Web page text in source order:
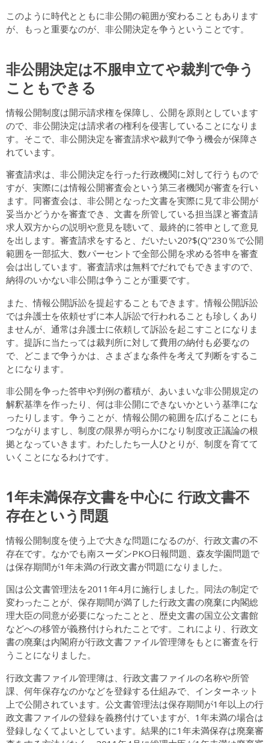
このように時代とともに非公開の範囲が変わることもあります
が、もっと重要なのが、非公開決定を争うということです。
非公開決定は不服申立てや裁判で争う
こともできる
情報公開制度は開示請求権を保障し、公開を原則としています
ので、非公開決定は請求者の権利を侵害していることになりま
す。そこで、非公開決定を審査請求や裁判で争う機会が保障さ
れています。
審査請求は、非公開決定を行った行政機関に対して行うもので
すが、実際には情報公開審査会という第三者機関が審査を行い
ます。同審査会は、非公開となった文書を実際に見て非公開が
妥当かどうかを審査でき、文書を所管している担当課と審査請
求人双方からの説明や意見を聴いて、最終的に答申として意見
を出します。審査請求をすると、だいたい20?$(Q"230％で公開
範囲を一部拡大、数パーセントで全部公開を求める答申を審査
会は出しています。審査請求は無料でだれでもできますので、
納得のいかない非公開は争うことが重要です。
また、情報公開訴訟を提起することもできます。情報公開訴訟
では弁護士を依頼せずに本人訴訟で行われることも珍しくあり
ませんが、通常は弁護士に依頼して訴訟を起こすことになりま
す。提訴に当たっては裁判所に対して費用の納付も必要なの
で、どこまで争うかは、さまざまな条件を考えて判断をするこ
とになります。
非公開を争った答申や判例の蓄積が、あいまいな非公開規定の
解釈基準を作ったり、何は非公開にできないかという基準にな
ったりします。争うことが、情報公開の範囲を広げることにも
つながりますし、制度の限界が明らかになり制度改正議論の根
拠となっていきます。わたしたち一人ひとりが、制度を育てて
いくことになるわけです。
1年未満保存文書を中心に 行政文書不
存在という問題
情報公開制度を使う上で大きな問題になるのが、行政文書の不
存在です。なかでも南スーダンPKO日報問題、森友学園問題で
は保存期間が1年未満の行政文書が問題になりました。
国は公文書管理法を2011年4月に施行しました。同法の制定で
変わったことが、保存期間が満了した行政文書の廃棄に内閣総
理大臣の同意が必要になったことと、歴史文書の国立公文書館
などへの移管が義務付けられたことです。これにより、行政文
書の廃棄は内閣府が行政文書ファイル管理簿をもとに審査を行
うことになりました。
行政文書ファイル管理簿は、行政文書ファイルの名称や所管
課、何年保存なのかなどを登録する仕組みで、インターネット
上で公開されています。公文書管理法は保存期間が1年以上の行
政文書ファイルの登録を義務付けていますが、1年未満の場合は
登録しなくてよいとしています。結果的に1年未満保存は廃棄審